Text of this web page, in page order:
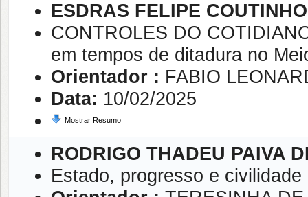
ESDRAS FELIPE
CONTROLES DO
em tempos de ditadura no
Orientador : FABIO
Data: 10/02/2025
Mostrar Resumo
RODRIGO THADEU PAIVA
Estado, progresso e